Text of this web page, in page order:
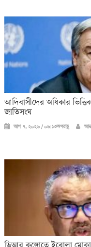
আদিবাসীদের অধিকার
জাতিসংঘ
আগ ৭, ২০২৬ / ০৬:১৩অপরাহ্ণ